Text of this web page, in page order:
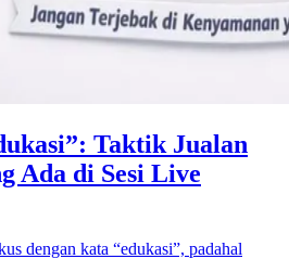
Taktik Jualan
Ada di Sesi Live
dengan kata “edukasi”, padahal